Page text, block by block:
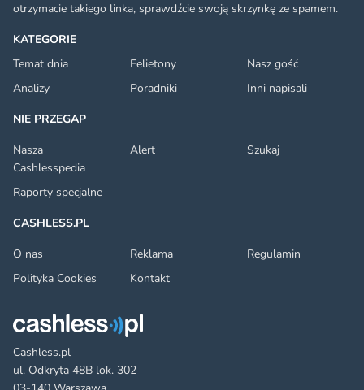
Cashless.pl
ul. Odkryta 48B lok. 302
KATEGORIE
Temat dnia
Felietony
Nasz gość
Analizy
Poradniki
Inni napisali
NIE PRZEGAP
Nasza
Cashlesspedia
Alert Szukaj
Raporty specjalne
CASHLESS.PL
O nas
Reklama
Regulamin
Polityka Cookies
Kontakt
otrzymacie takiego linka, sprawdźcie swoją skrzynkę ze spamem.